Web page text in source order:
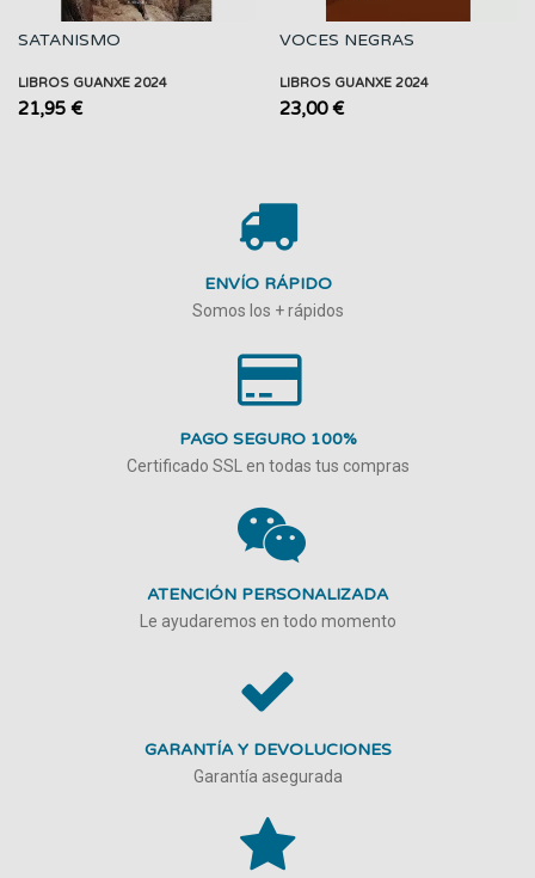
SATANISMO
LIBROS GUANXE 2024
21,95 €
VOCES NEGRAS
LIBROS GUANXE 2024
23,00 €
ENVÍO RÁPIDO
Somos los + rápidos
PAGO SEGURO 100%
Certificado SSL en todas tus compras
ATENCIÓN PERSONALIZADA
Le ayudaremos en todo momento
GARANTÍA Y DEVOLUCIONES
Garantía asegurada